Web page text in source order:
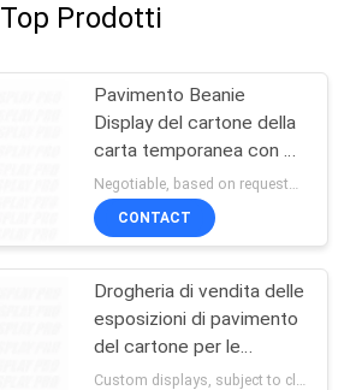
Top Prodotti
Pavimento Beanie
Display del cartone della
carta temporanea con 8
ganci/accessori dei
ganci
Negotiable, based on requests MOQ:300 pc/unità
CONTACT
Drogheria di vendita delle
esposizioni di pavimento
del cartone per le
coperte calde di